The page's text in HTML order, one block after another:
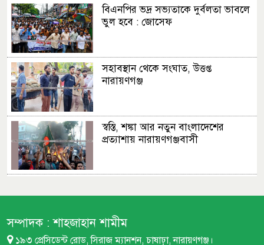
বিএনপির ভদ্র সভ্যতাকে দুর্বলতা ভাবলে
ভুল হবে : জোসেফ
সহাবস্থান থেকে সংঘাত, উত্তপ্ত
নারায়ণগঞ্জ
স্বস্তি, শঙ্কা আর নতুন বাংলাদেশের
প্রত্যাশায় নারায়ণগঞ্জবাসী
যেভাবে
সম্পাদক :শাহজাহান শামীম
১৯৩ প্রেসিডেন্ট রোড, সিরাজ ম্যানশন, চাষাঢ়া, নারায়ণগঞ্জ।